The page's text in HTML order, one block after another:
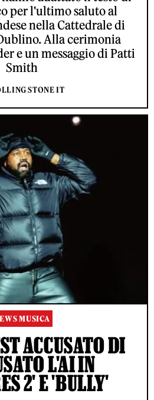
per l'ultimo saluto al
nella Cattedrale di
Alla cerimonia
e un messaggio di Patti
Smith
STONE IT
MUSICA
ACCUSATO DI
L'AI IN
2' E 'BULLY'